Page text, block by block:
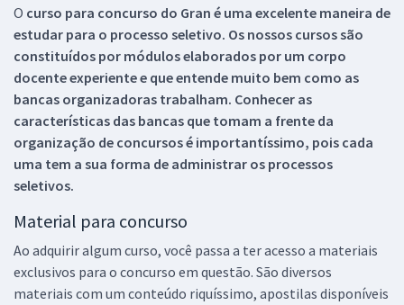
O curso para concurso do Gran é uma excelente maneira de
estudar para o processo seletivo. Os nossos cursos são
constituídos por módulos elaborados por um corpo
docente experiente e que entende muito bem como as
bancas organizadoras trabalham. Conhecer as
características das bancas que tomam a frente da
organização de concursos é importantíssimo, pois cada
uma tem a sua forma de administrar os processos
seletivos.
Material para concurso
Ao adquirir algum curso, você passa a ter acesso a materiais
exclusivos para o concurso em questão. São diversos
materiais com um conteúdo riquíssimo, apostilas disponíveis